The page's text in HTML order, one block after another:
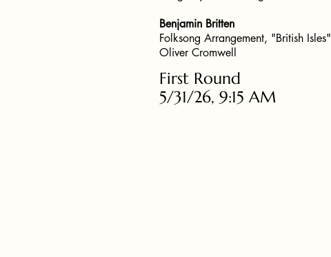
Benjamin Britten
Folksong Arrangement, "British Isles"
Oliver Cromwell
First Round
5/31/26, 9:15 AM